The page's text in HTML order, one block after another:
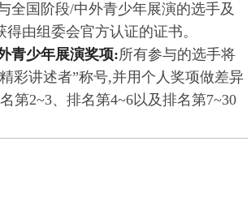
全国阶段/中外青少年展演的选手及
由组委会官方认证的证书。
青少年展演奖项:所有参与的选手将
彩讲述者”称号,并用个人奖项做差异
第2~3、排名第4~6以及排名第7~30